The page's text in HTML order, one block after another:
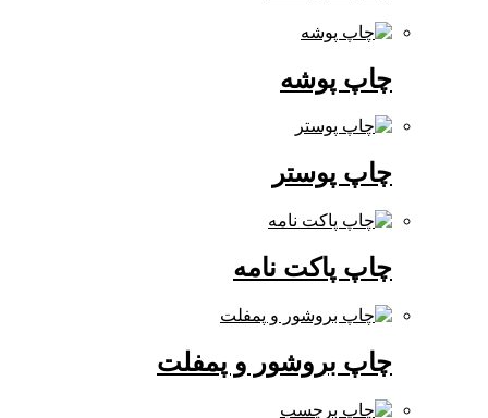
چاپ پوشه
چاپ پوستر
چاپ پاکت نامه
چاپ بروشور و پمفلت